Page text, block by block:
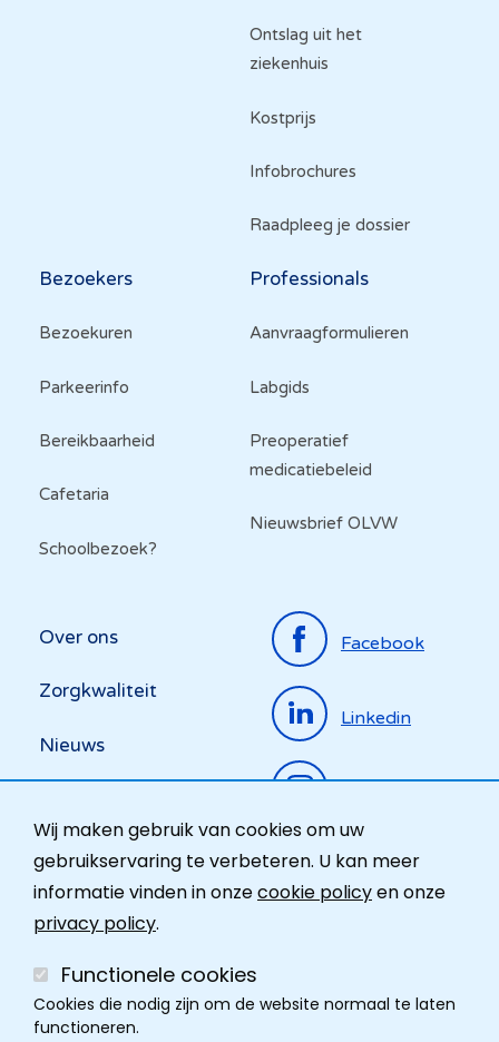
Wij maken gebruik van cookies om uw
gebruikservaring te verbeteren. U kan meer
informatie vinden in onzecookie policyen onze
privacy policy.
Functionele cookies
Cookies die nodig zijn om de website normaal te laten
functioneren.
Ontslag uit het
ziekenhuis
Kostprijs
Infobrochures
Raadpleeg je dossier
Bezoekers
Bezoekuren
Parkeerinfo
Bereikbaarheid
Cafetaria
Schoolbezoek?
Professionals
Aanvraagformulieren
Labgids
Preoperatief
medicatiebeleid
Nieuwsbrief OLVW
Top
menu
Over ons
Zorgkwaliteit
Nieuws
Ombudsdienst
Facebook
Linkedin
Instagram